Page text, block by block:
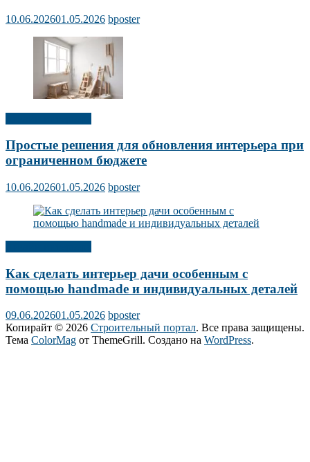
10.06.202601.05.2026 bposter
Простые решения для обновления интерьера при
ограниченном бюджете
10.06.202601.05.2026 bposter
Как сделать интерьер дачи особенным с
помощью handmade и индивидуальных деталей
09.06.202601.05.2026 bposter
Копирайт © 2026 Строительный портал. Все права защищены.
Тема ColorMag от ThemeGrill. Создано на WordPress.